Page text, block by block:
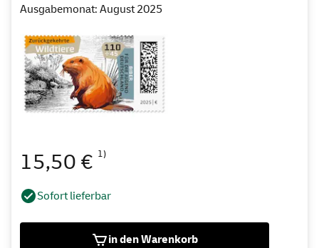
Ausgabemonat: August 2025
15,50 € 1)
Sofort lieferbar
in den Warenkorb